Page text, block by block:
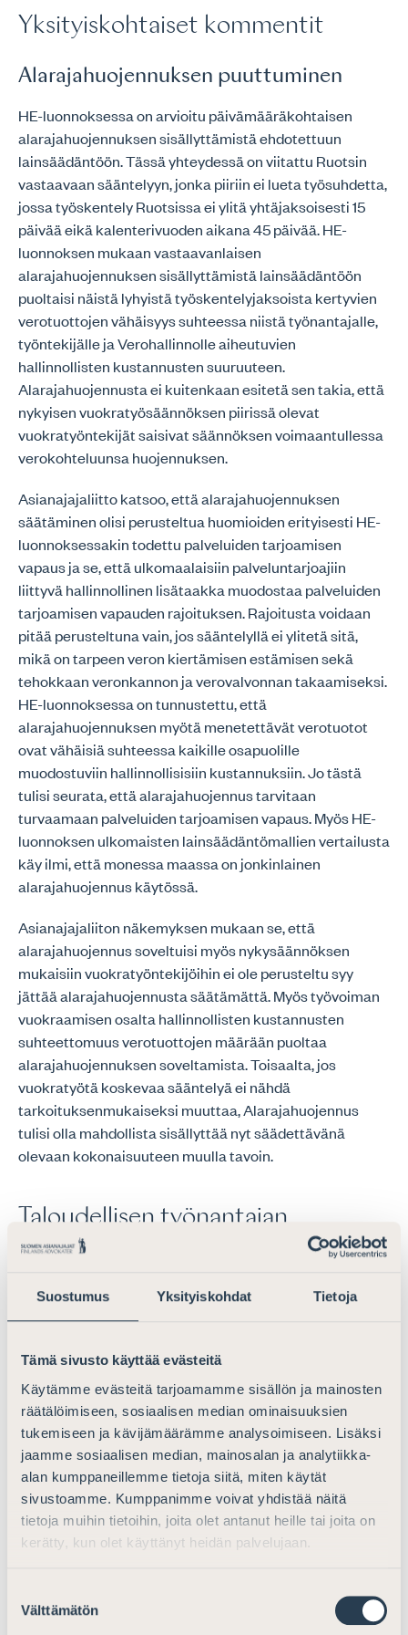
Suostumus Yksityiskohdat Tietoja
Tämä sivusto käyttää evästeitä
Käytämme evästeitä tarjoamamme sisällön ja mainosten
räätälöimiseen, sosiaalisen median ominaisuuksien
tukemiseen ja kävijämäärämme analysoimiseen. Lisäksi
jaamme sosiaalisen median, mainosalan ja analytiikka-
alan kumppaneillemme tietoja siitä, miten käytät
sivustoamme. Kumppanimme voivat yhdistää näitä
tietoja muihin tietoihin, joita olet antanut heille tai joita on
kerätty, kun olet käyttänyt heidän palvelujaan.
valinta
Välttämätön
Yksityiskohtaiset kommentit
Alarajahuojennuksen puuttuminen
HE-luonnoksessa on arvioitu päivämääräkohtaisen
alarajahuojennuksen sisällyttämistä ehdotettuun
lainsäädäntöön. Tässä yhteydessä on viitattu Ruotsin
vastaavaan sääntelyyn, jonka piiriin ei lueta työsuhdetta,
jossa työskentely Ruotsissa ei ylitä yhtäjaksoisesti 15
päivää eikä kalenterivuoden aikana 45 päivää. HE-
luonnoksen mukaan vastaavanlaisen
alarajahuojennuksen sisällyttämistä lainsäädäntöön
puoltaisi näistä lyhyistä työskentelyjaksoista kertyvien
verotuottojen vähäisyys suhteessa niistä työnantajalle,
työntekijälle ja Verohallinnolle aiheutuvien
hallinnollisten kustannusten suuruuteen.
Alarajahuojennusta ei kuitenkaan esitetä sen takia, että
nykyisen vuokratyösäännöksen piirissä olevat
vuokratyöntekijät saisivat säännöksen voimaantullessa
verokohteluunsa huojennuksen.
Asianajajaliitto katsoo, että alarajahuojennuksen
säätäminen olisi perusteltua huomioiden erityisesti HE-
luonnoksessakin todettu palveluiden tarjoamisen
vapaus ja se, että ulkomaalaisiin palveluntarjoajiin
liittyvä hallinnollinen lisätaakka muodostaa palveluiden
tarjoamisen vapauden rajoituksen. Rajoitusta voidaan
pitää perusteltuna vain, jos sääntelyllä ei ylitetä sitä,
mikä on tarpeen veron kiertämisen estämisen sekä
tehokkaan veronkannon ja verovalvonnan takaamiseksi.
HE-luonnoksessa on tunnustettu, että
alarajahuojennuksen myötä menetettävät verotuotot
ovat vähäisiä suhteessa kaikille osapuolille
muodostuviin hallinnollisisiin kustannuksiin. Jo tästä
tulisi seurata, että alarajahuojennus tarvitaan
turvaamaan palveluiden tarjoamisen vapaus. Myös HE-
luonnoksen ulkomaisten lainsäädäntömallien vertailusta
käy ilmi, että monessa maassa on jonkinlainen
alarajahuojennus käytössä.
Asianajajaliiton näkemyksen mukaan se, että
alarajahuojennus soveltuisi myös nykysäännöksen
mukaisiin vuokratyöntekijöihin ei ole perusteltu syy
jättää alarajahuojennusta säätämättä. Myös työvoiman
vuokraamisen osalta hallinnollisten kustannusten
suhteettomuus verotuottojen määrään puoltaa
alarajahuojennuksen soveltamista. Toisaalta, jos
vuokratyötä koskevaa sääntelyä ei nähdä
tarkoituksenmukaiseksi muuttaa, Alarajahuojennus
tulisi olla mahdollista sisällyttää nyt säädettävänä
olevaan kokonaisuuteen muulla tavoin.
Taloudellisen työnantajan
määritelmä
HE-luonnoksessa on käsitelty taloudellisen työnantajan
Asianajajaliitto pitää esimerkkien käyttämistä hyvänä.
Konsernitilanteiden osalta olisi perusteltua käsitellä
tavanomaista keskitettyä siirtohinnoittelumallia. Tässä
mallissa esimerkiksi suomalainen emoyhtiö voi olla ns.
päämiesyhtiö ja ulkomaiset konserniyhtiöt ns. rajoitetun
riskin jakelijayhtiöitä, joille on taattu tietty
liikevoittotaso. Yhtiöt määrittävät keskinäisten
liiketoimien, esimerkiksi valmiiden tuotteiden myynnin,
kuitenkaan suoraan korvaa konserniyhtiöiden